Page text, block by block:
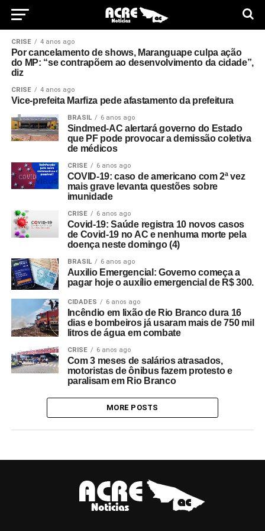
CRISE 4 anos ago
Por cancelamento de shows, Maranguape culpa ação
do MP: “se contrapõem ao desenvolvimento da cidade”,
diz
CRISE 4 anos ago
Vice-prefeita Marfiza pede afastamento da prefeitura
BRASIL 6 anos ago
Sindmed-AC alertará governo do Estado
que PF pode provocar a demissão coletiva
de médicos
CRISE 6 anos ago
COVID-19: caso de americano com 2ª vez
mais grave levanta questões sobre
imunidade
CRISE 6 anos ago
Covid-19: Saúde registra 10 novos casos
de Covid-19 no AC e nenhuma morte pela
doença neste domingo (4)
BRASIL 6 anos ago
Auxilio Emergencial: Governo começa a
pagar hoje o auxílio emergencial de R$ 300.
CIDADES 6 anos ago
Incêndio em lixão de Rio Branco dura 16
dias e bombeiros já usaram mais de 750 mil
litros de água em combate
CRISE 6 anos ago
Com 3 meses de salários atrasados,
motoristas de ônibus fazem protesto e
paralisam em Rio Branco
MORE POSTS